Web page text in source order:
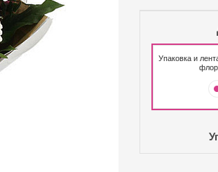
Упаковка и